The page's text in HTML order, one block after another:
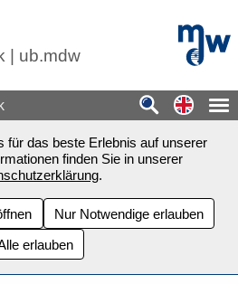
| ub.mdw
mdw -
für das beste Erlebnis auf unserer
finden Sie in unserer
.
Nur Notwendige erlauben
erlauben